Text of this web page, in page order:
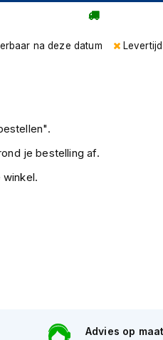
na deze datum
je bestelling af.
winkel.
Advies op maat